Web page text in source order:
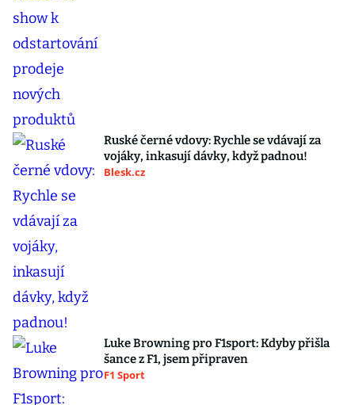
Ruské černé vdovy: Rychle se vdávají za
vojáky, inkasují dávky, když padnou!
Blesk.cz
Luke Browning pro F1sport: Kdyby přišla
šance z F1, jsem připraven
F1 Sport